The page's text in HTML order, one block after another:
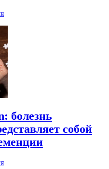
болезнь
собой